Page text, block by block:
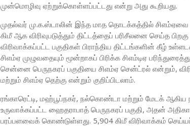
முன்மொழிவு ஏற்றுக்கொள்ளப்பட்டது என்று அது கூறியது.
முதல்வர் மு.க.ஸ்டாலின் இந்த மாத தொடக்கத்தில் சிஎம்ஏவை
கிமீ ஆக விரிவுபடுத்தும் திட்டத்தைப் பரிசீலனை செய்த
விரிவாக்கப்பட்ட பகுதிகள் பிராந்திய திட்டங்களின் கீழ்
சிஎம்ஏ முழுவதையும் மூன்றாகப் பிரிக்க சிஎம்டிஏ
சென்னை பெருநகரப் பகுதியை சிஎம்ஏ சென்ட்ரல் என்றும்,
மற்றும் சிஎம்ஏ தெற்கு என்றும் குறிப்பிடலாம்.
ரங்காரெட்டி, மஹ்பூப்நகர், நல்கொண்டா மற்றும் மேடக்
உருவாக்கப்பட்ட ஹைதராபாத் பெருநகரப் பகுதி, அதன்
பரப்பளவைக் கொண்டுள்ளது. 5,904 கிமீ விரிவாக்கம்